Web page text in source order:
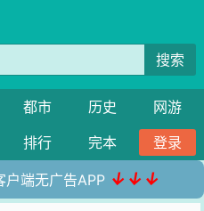
搜索
都市 历史
网游
排行 完本 登录
户端无广告APP ↓↓↓